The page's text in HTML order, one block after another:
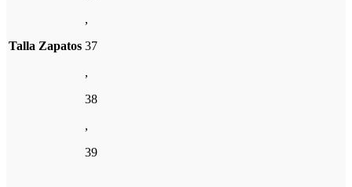
Talla Zapatos
,
37
,
38
,
39